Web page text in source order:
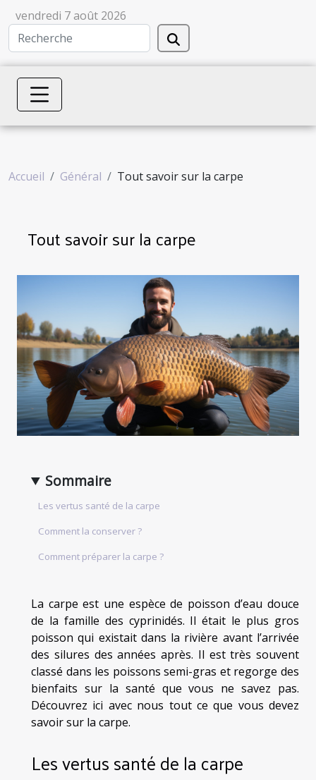
vendredi 7 août 2026
Accueil Général Tout savoir sur la carpe
Tout savoir sur la carpe
Sommaire
Les vertus santé de la carpe
Comment la conserver ?
Comment préparer la carpe ?
La carpe est une espèce de poisson d’eau douce
de la famille des cyprinidés. Il était le plus gros
poisson qui existait dans la rivière avant l’arrivée
des silures des années après. Il est très souvent
classé dans les poissons semi-gras et regorge des
bienfaits sur la santé que vous ne savez pas.
Découvrez ici avec nous tout ce que vous devez
savoir sur la carpe.
Les vertus santé de la carpe